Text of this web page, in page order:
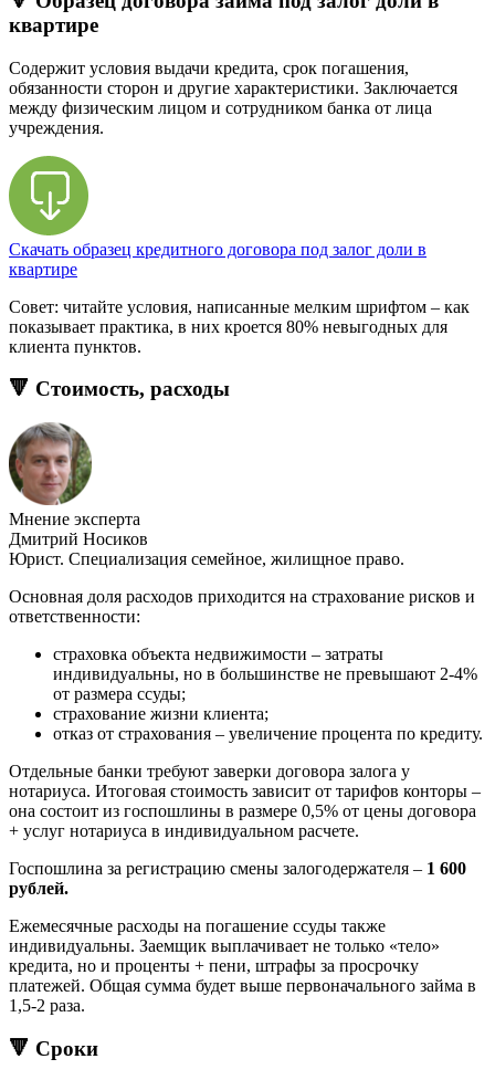
квартире
Содержит условия выдачи кредита, срок погашения,
обязанности сторон и другие характеристики. Заключается
между физическим лицом и сотрудником банка от лица
учреждения.
Скачать образец кредитного договора под залог доли в
квартире
Совет: читайте условия, написанные мелким шрифтом – как
показывает практика, в них кроется 80% невыгодных для
клиента пунктов.
🔻 Стоимость, расходы
Мнение эксперта
Дмитрий Носиков
Юрист. Специализация семейное, жилищное право.
Основная доля расходов приходится на страхование рисков и
ответственности:
страховка объекта недвижимости – затраты
индивидуальны, но в большинстве не превышают 2-4%
от размера ссуды;
страхование жизни клиента;
отказ от страхования – увеличение процента по кредиту.
Отдельные банки требуют заверки договора залога у
нотариуса. Итоговая стоимость зависит от тарифов конторы –
она состоит из госпошлины в размере 0,5% от цены договора
+ услуг нотариуса в индивидуальном расчете.
Госпошлина за регистрацию смены залогодержателя – 1 600
рублей.
Ежемесячные расходы на погашение ссуды также
индивидуальны. Заемщик выплачивает не только «тело»
кредита, но и проценты + пени, штрафы за просрочку
платежей. Общая сумма будет выше первоначального займа в
1,5-2 раза.
🔻 Сроки